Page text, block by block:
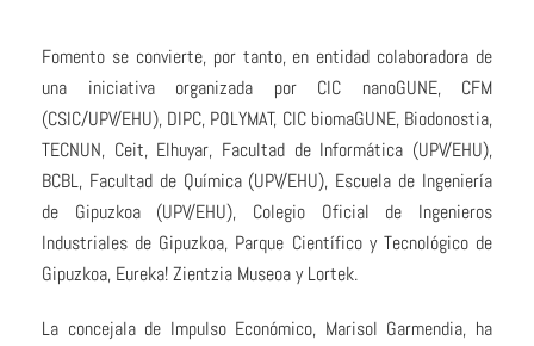
Fomento se convierte, por tanto, en entidad colaboradora de
una iniciativa organizada por CIC nanoGUNE, CFM
(CSIC/UPV/EHU), DIPC, POLYMAT, CIC biomaGUNE, Biodonostia,
TECNUN, Ceit, Elhuyar, Facultad de Informática (UPV/EHU),
BCBL, Facultad de Química (UPV/EHU), Escuela de Ingeniería
de Gipuzkoa (UPV/EHU), Colegio Oficial de Ingenieros
Industriales de Gipuzkoa, Parque Científico y Tecnológico de
Gipuzkoa, Eureka! Zientzia Museoa y Lortek.
La concejala de Impulso Económico, Marisol Garmendia, ha